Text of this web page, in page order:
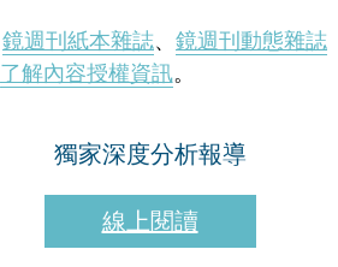
鏡週刊紙本雜誌、 鏡週刊動態雜誌
了解內容授權資訊。
獨家深度分析報導
線上閱讀